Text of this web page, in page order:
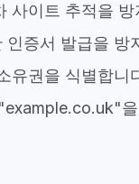
사이트 추적을 방
증서 발급을 방
유권을 식별합니